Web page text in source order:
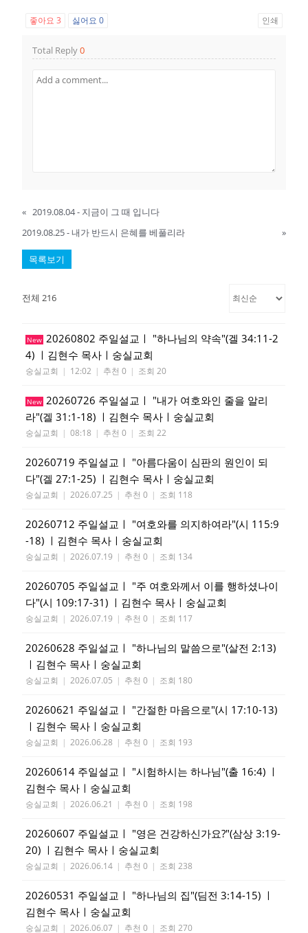
좋아요3 싫어요0 인쇄
Total Reply0
« 2019.08.04 - 지금이 그 때 입니다
2019.08.25 - 내가 반드시 은혜를 베풀리라
»
목록보기
전체 216
New 20260802 주일설교ㅣ "하나님의 약속"(겔 34:11-2
4) ㅣ김현수 목사ㅣ숭실교회
숭실교회 | 12:02 | 추천 0 | 조회 20
New 20260726 주일설교ㅣ "내가 여호와인 줄을 알리
라"(겔 31:1-18) ㅣ김현수 목사ㅣ숭실교회
숭실교회 | 08:18 | 추천 0 | 조회 22
20260719 주일설교ㅣ "아름다움이 심판의 원인이 되
다"(겔 27:1-25) ㅣ김현수 목사ㅣ숭실교회
숭실교회 | 2026.07.25 | 추천 0 | 조회 118
20260712 주일설교ㅣ "여호와를 의지하여라"(시 115:9
-18) ㅣ김현수 목사ㅣ숭실교회
숭실교회 | 2026.07.19 | 추천 0 | 조회 134
20260705 주일설교ㅣ "주 여호와께서 이를 행하셨나이
다"(시 109:17-31) ㅣ김현수 목사ㅣ숭실교회
숭실교회 | 2026.07.19 | 추천 0 | 조회 117
20260628 주일설교ㅣ "하나님의 말씀으로"(살전 2:13)
ㅣ김현수 목사ㅣ숭실교회
숭실교회 | 2026.07.05 | 추천 0 | 조회 180
20260621 주일설교ㅣ "간절한 마음으로"(시 17:10-13)
ㅣ김현수 목사ㅣ숭실교회
숭실교회 | 2026.06.28 | 추천 0 | 조회 193
20260614 주일설교ㅣ "시험하시는 하나님"(출 16:4) ㅣ
김현수 목사ㅣ숭실교회
숭실교회 | 2026.06.21 | 추천 0 | 조회 198
20260607 주일설교ㅣ "영은 건강하신가요?"(삼상 3:19-
20) ㅣ김현수 목사ㅣ숭실교회
숭실교회 | 2026.06.14 | 추천 0 | 조회 238
20260531 주일설교ㅣ "하나님의 집"(딤전 3:14-15) ㅣ
김현수 목사ㅣ숭실교회
숭실교회 | 2026.06.07 | 추천 0 | 조회 270